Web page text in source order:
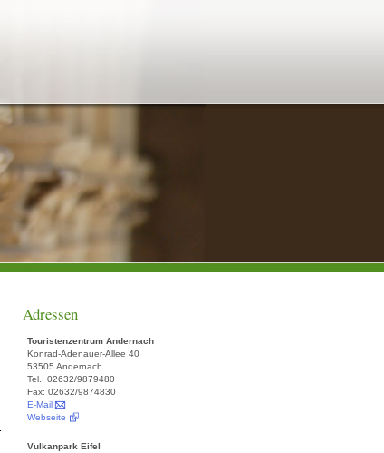
Adressen
Touristenzentrum Andernach
Konrad-Adenauer-Allee 40
53505 Andernach
Tel.: 02632/9879480
Fax: 02632/9874830
E-Mail
Webseite
Vulkanpark Eifel